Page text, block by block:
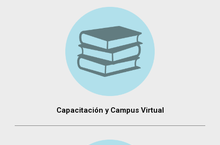
Capacitación y Campus Virtual